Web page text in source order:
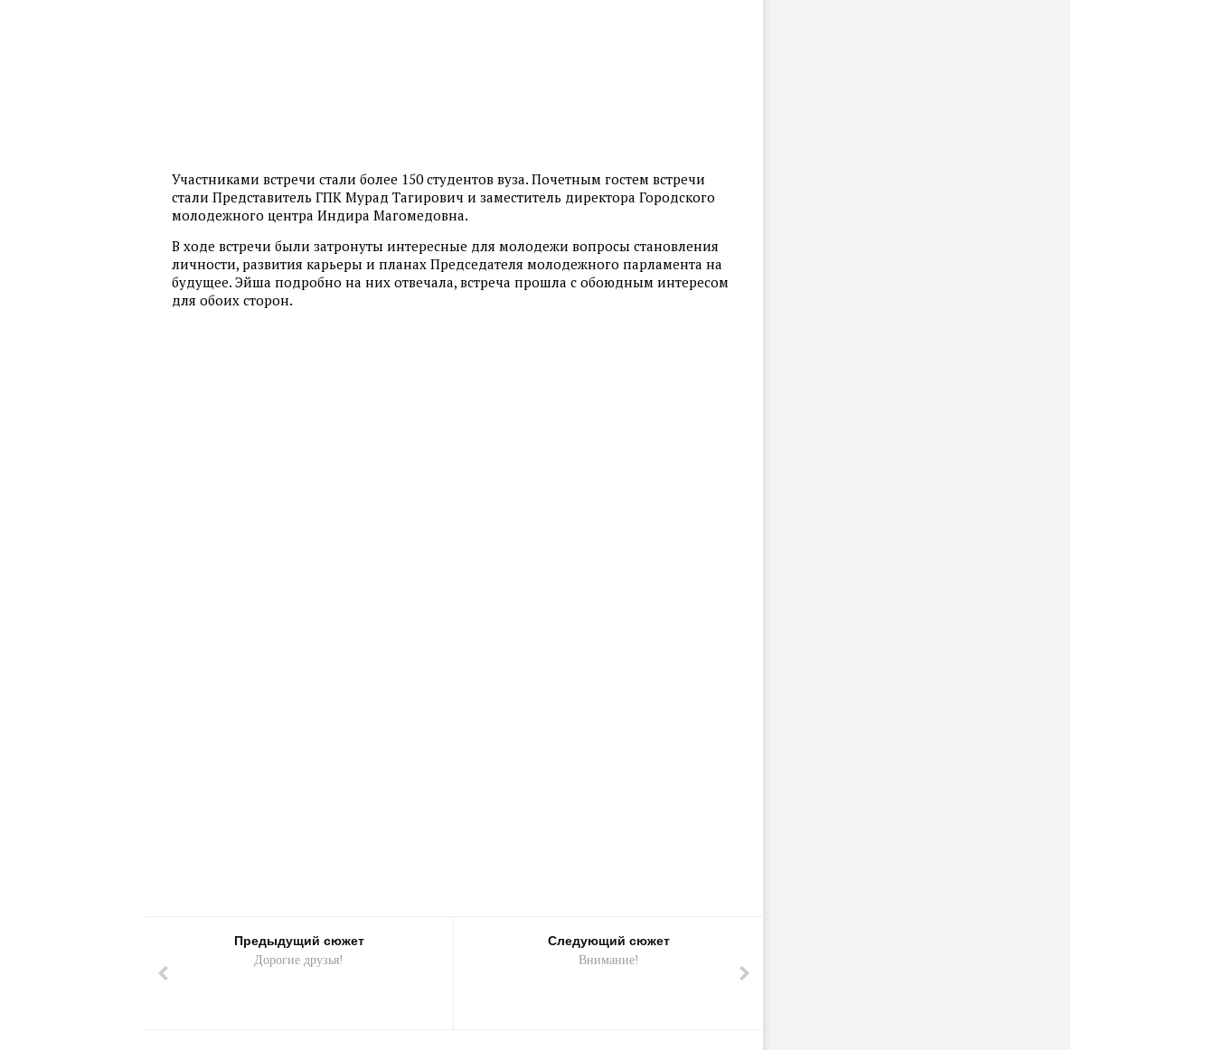
Участниками встречи стали более 150 студентов вуза. Почетным гостем встречи
стали Представитель ГПК Мурад Тагирович и заместитель директора Городского
молодежного центра Индира Магомедовна.
В ходе встречи были затронуты интересные для молодежи вопросы становления
личности, развития карьеры и планах Председателя молодежного парламента на
будущее. Эйша подробно на них отвечала, встреча прошла с обоюдным интересом
для обоих сторон.
Предыдущий сюжет
Дорогие друзья!
Следующий сюжет
Внимание!